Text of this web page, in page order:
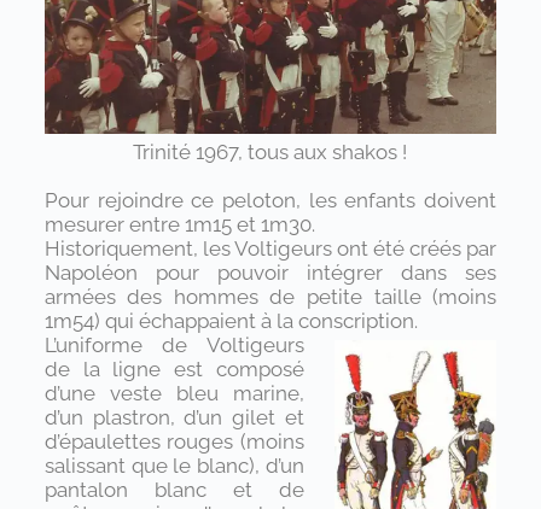
Trinité 1967, tous aux shakos !
Pour rejoindre ce peloton, les enfants doivent
mesurer entre 1m15 et 1m30.
Historiquement, les Voltigeurs ont été créés par
Napoléon pour pouvoir intégrer dans ses
armées des hommes de petite taille (moins
1m54) qui échappaient à la conscription.
L’uniforme de Voltigeurs
de la ligne est composé
d’une veste bleu marine,
d’un plastron, d’un gilet et
d’épaulettes rouges (moins
salissant que le blanc), d’un
pantalon blanc et de